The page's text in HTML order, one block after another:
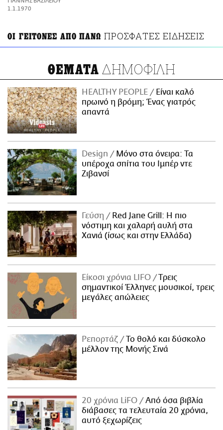
ΑΜΠΑ
1.1.1970
ΟΙ ΓΕΙΤΟΝΕΣ ΑΠΟ ΠΑΝΩ ΠΡΟΣΦΑΤΕΣ ΕΙΔΗΣΕΙΣ
ΘΕΜΑΤΑ ΔΗΜΟΦΙΛΗ
HEALTHY PEOPLE
Είναι καλό
πρωινό η βρόμη; Ένας γιατρός
απαντά
Design
Μόνο στα όνειρα: Τα
υπέροχα σπίτια του Ιμπέρ ντε
Ζιβανσί
Γεύση
Red Jane Grill: Η πιο
νόστιμη και χαλαρή αυλή στα
Χανιά (ίσως και στην Ελλάδα)
Είκοσι χρόνια LIFO
Tρεις
σημαντικοί Έλληνες μουσικοί, τρεις
μεγάλες απώλειες
Ρεπορτάζ
Το θολό και δύσκολο
μέλλον της Μονής Σινά
20 χρόνια LiFO
Από όσα βιβλία
διάβασες τα τελευταία 20 χρόνια,
αυτό ξεχωρίζεις